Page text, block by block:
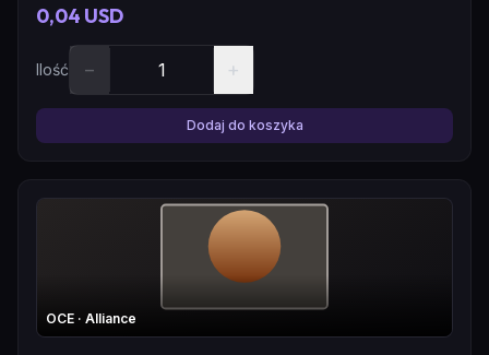
0,04 USD
Ilość − +
Dodaj do koszyka
OCE · Alliance